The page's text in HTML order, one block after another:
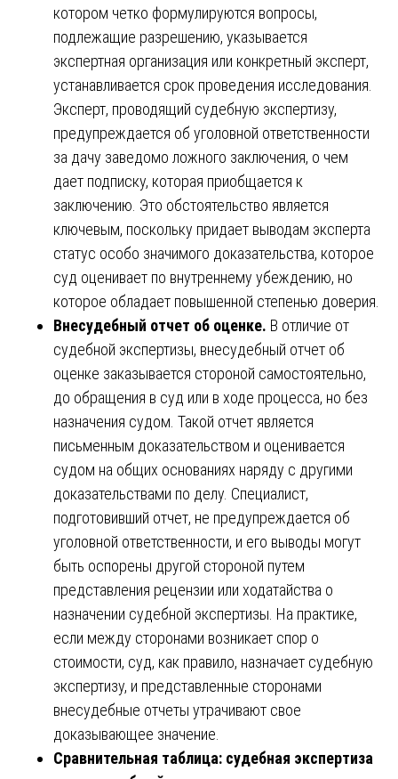
котором четко формулируются вопросы,
подлежащие разрешению, указывается
экспертная организация или конкретный эксперт,
устанавливается срок проведения исследования.
Эксперт, проводящий судебную экспертизу,
предупреждается об уголовной ответственности
за дачу заведомо ложного заключения, о чем
дает подписку, которая приобщается к
заключению. Это обстоятельство является
ключевым, поскольку придает выводам эксперта
статус особо значимого доказательства, которое
суд оценивает по внутреннему убеждению, но
которое обладает повышенной степенью доверия.
Внесудебный отчет об оценке. В отличие от
судебной экспертизы, внесудебный отчет об
оценке заказывается стороной самостоятельно,
до обращения в суд или в ходе процесса, но без
назначения судом. Такой отчет является
письменным доказательством и оценивается
судом на общих основаниях наряду с другими
доказательствами по делу. Специалист,
подготовивший отчет, не предупреждается об
уголовной ответственности, и его выводы могут
быть оспорены другой стороной путем
представления рецензии или ходатайства о
назначении судебной экспертизы. На практике,
если между сторонами возникает спор о
стоимости, суд, как правило, назначает судебную
экспертизу, и представленные сторонами
внесудебные отчеты утрачивают свое
доказывающее значение.
Сравнительная таблица: судебная экспертиза